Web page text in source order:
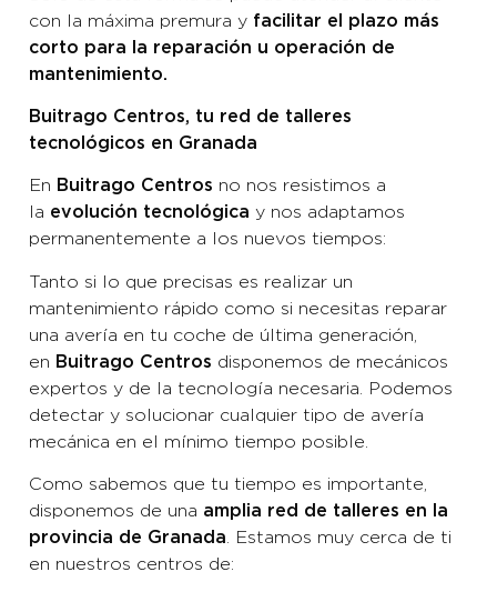
con la máxima premura y facilitar el plazo más
corto para la reparación u operación de
mantenimiento.
Buitrago Centros, tu red de talleres
tecnológicos en Granada
En Buitrago Centros no nos resistimos a
la evolución tecnológica y nos adaptamos
permanentemente a los nuevos tiempos:
Tanto si lo que precisas es realizar un
mantenimiento rápido como si necesitas reparar
una avería en tu coche de última generación,
en Buitrago Centros disponemos de mecánicos
expertos y de la tecnología necesaria. Podemos
detectar y solucionar cualquier tipo de avería
mecánica en el mínimo tiempo posible.
Como sabemos que tu tiempo es importante,
disponemos de una amplia red de talleres en la
provincia de Granada . Estamos muy cerca de ti
en nuestros centros de: